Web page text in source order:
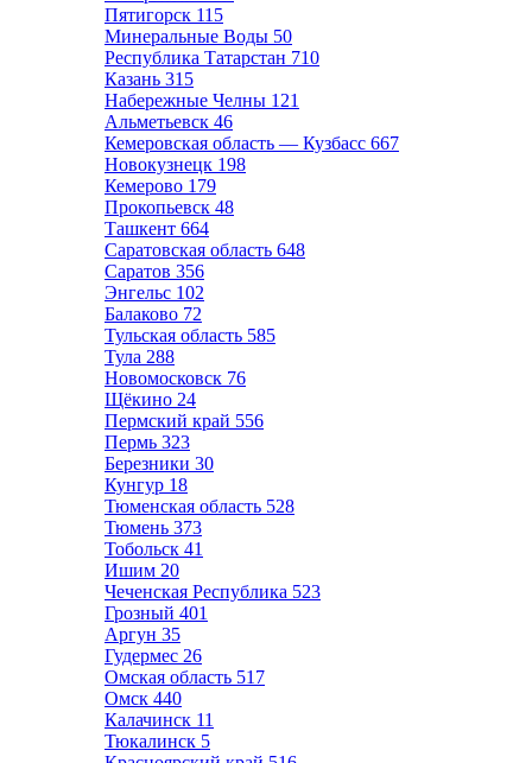
Пятигорск 115
Минеральные Воды 50
Республика Татарстан 710
Казань 315
Набережные Челны 121
Альметьевск 46
Кемеровская область — Кузбасс 667
Новокузнецк 198
Кемерово 179
Прокопьевск 48
Ташкент 664
Саратовская область 648
Саратов 356
Энгельс 102
Балаково 72
Тульская область 585
Тула 288
Новомосковск 76
Щёкино 24
Пермский край 556
Пермь 323
Березники 30
Кунгур 18
Тюменская область 528
Тюмень 373
Тобольск 41
Ишим 20
Чеченская Республика 523
Грозный 401
Аргун 35
Гудермес 26
Омская область 517
Омск 440
Калачинск 11
Тюкалинск 5